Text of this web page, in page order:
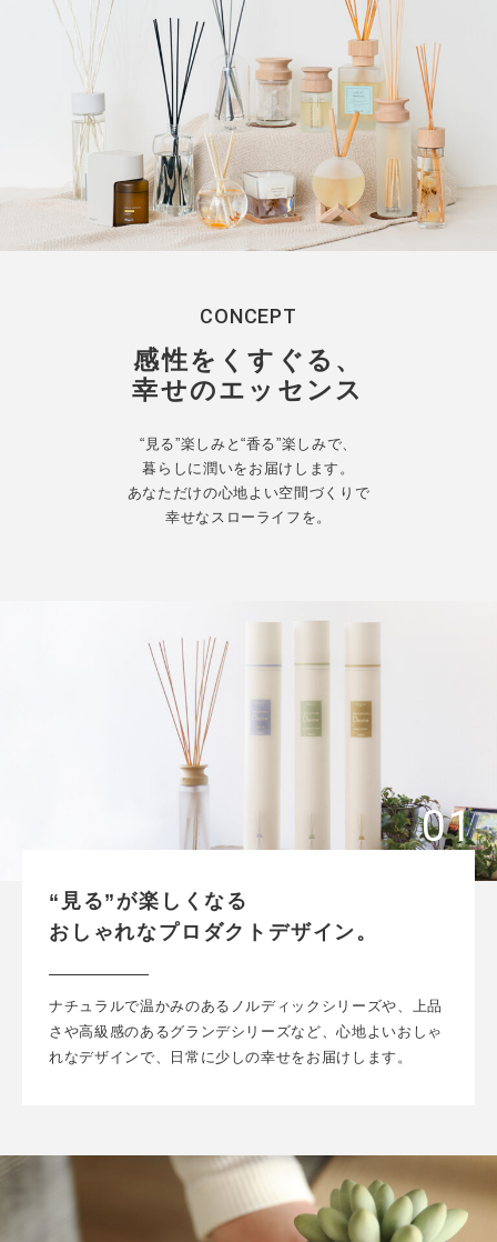
CONCEPT
感性をくすぐる、
幸せのエッセンス
“見る”楽しみと“香る”楽しみで、
暮らしに潤いをお届けします。
あなただけの心地よい空間づくりで
幸せなスローライフを。
“見る”が楽しくなる
おしゃれなプロダクトデザイン。
ナチュラルで温かみのあるノルディックシリーズや、上品
さや高級感のあるグランデシリーズなど、心地よいおしゃ
れなデザインで、日常に少しの幸せをお届けします。